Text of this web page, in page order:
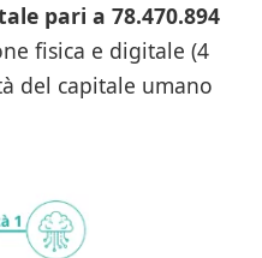
pari a 78.470.894
fisica e digitale (4
del capitale umano